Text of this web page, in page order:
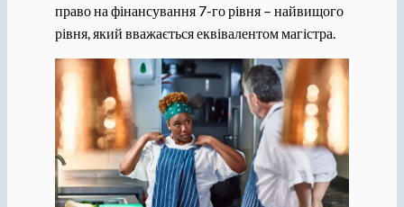
право на фінансування 7-го рівня – найвищого
рівня, який вважається еквівалентом магістра.